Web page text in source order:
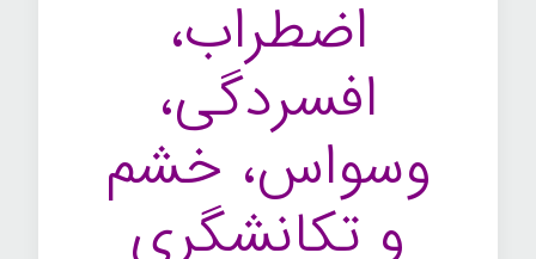
اضطراب،
افسردگی،
وسواس، خشم
و تکانشگری